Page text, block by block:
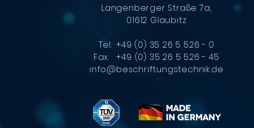
Langenberger Straße 7a,
01612 Glaubitz
Tel.: +49 (0) 35 26 5 526 - 0
Fax: +49 (0) 35 26 5 526 - 45
info@beschriftungstechnik.de